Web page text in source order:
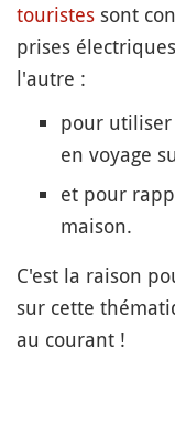
touristes sont
prises
l'autre :
pour
en voyage
et pour
maison.
C'est la raison
sur cette
au courant !